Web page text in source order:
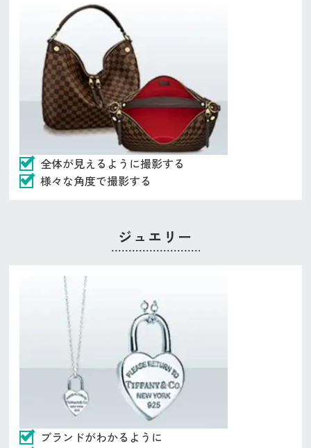
全体が見えるように撮影する
様々な角度で撮影する
ジュエリー
ブランドがわかるように